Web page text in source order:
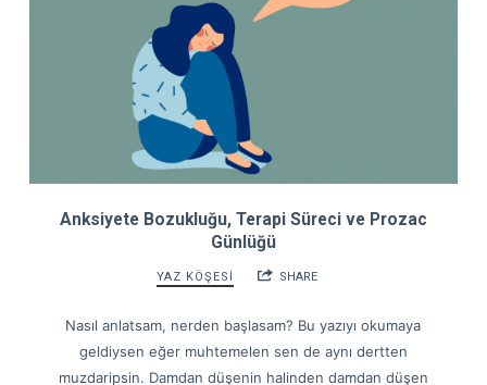
Anksiyete Bozukluğu, Terapi Süreci ve Prozac
Günlüğü
YAZ KÖŞESİ SHARE
Nasıl anlatsam, nerden başlasam? Bu yazıyı okumaya
geldiysen eğer muhtemelen sen de aynı dertten
muzdaripsin. Damdan düşenin halinden damdan düşen